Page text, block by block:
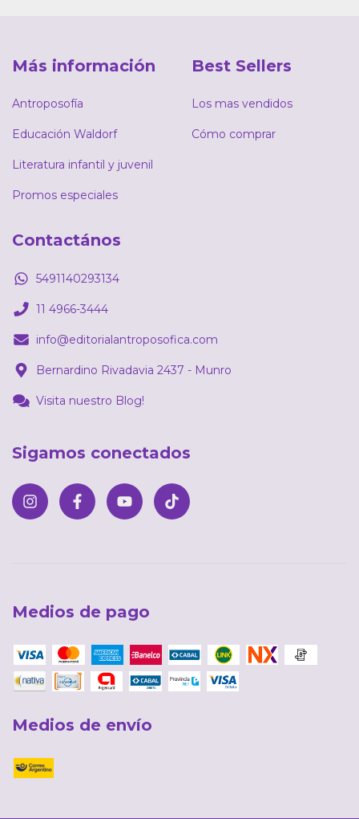
Más información
Antroposofía
Educación Waldorf
Literatura infantil y juvenil
Promos especiales
Best Sellers
Los mas vendidos
Cómo comprar
Contactános
5491140293134
11 4966-3444
info@editorialantroposofica.com
Bernardino Rivadavia 2437 - Munro
Visita nuestro Blog!
Sigamos conectados
Medios de pago
Medios de envío